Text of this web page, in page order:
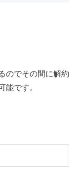
のでその間に解約
能です。